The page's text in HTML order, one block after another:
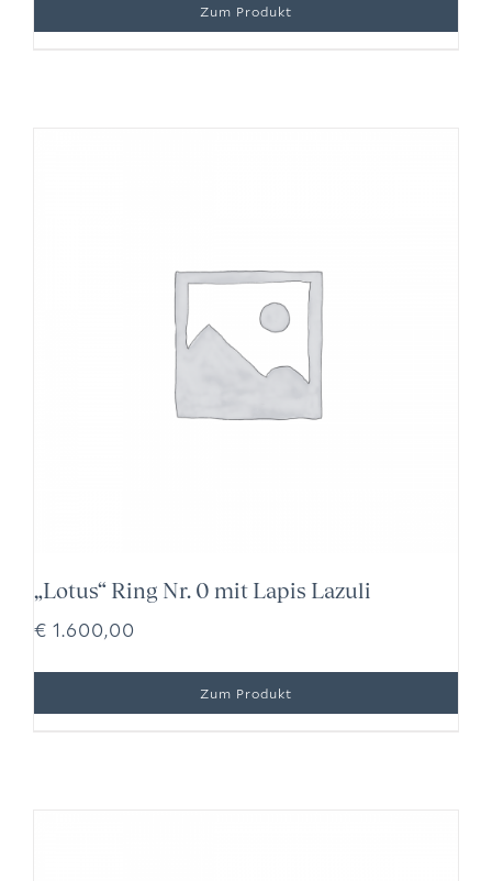
„Lotus“ Ring Nr. 0 mit Lapis Lazuli
€ 1.600,00